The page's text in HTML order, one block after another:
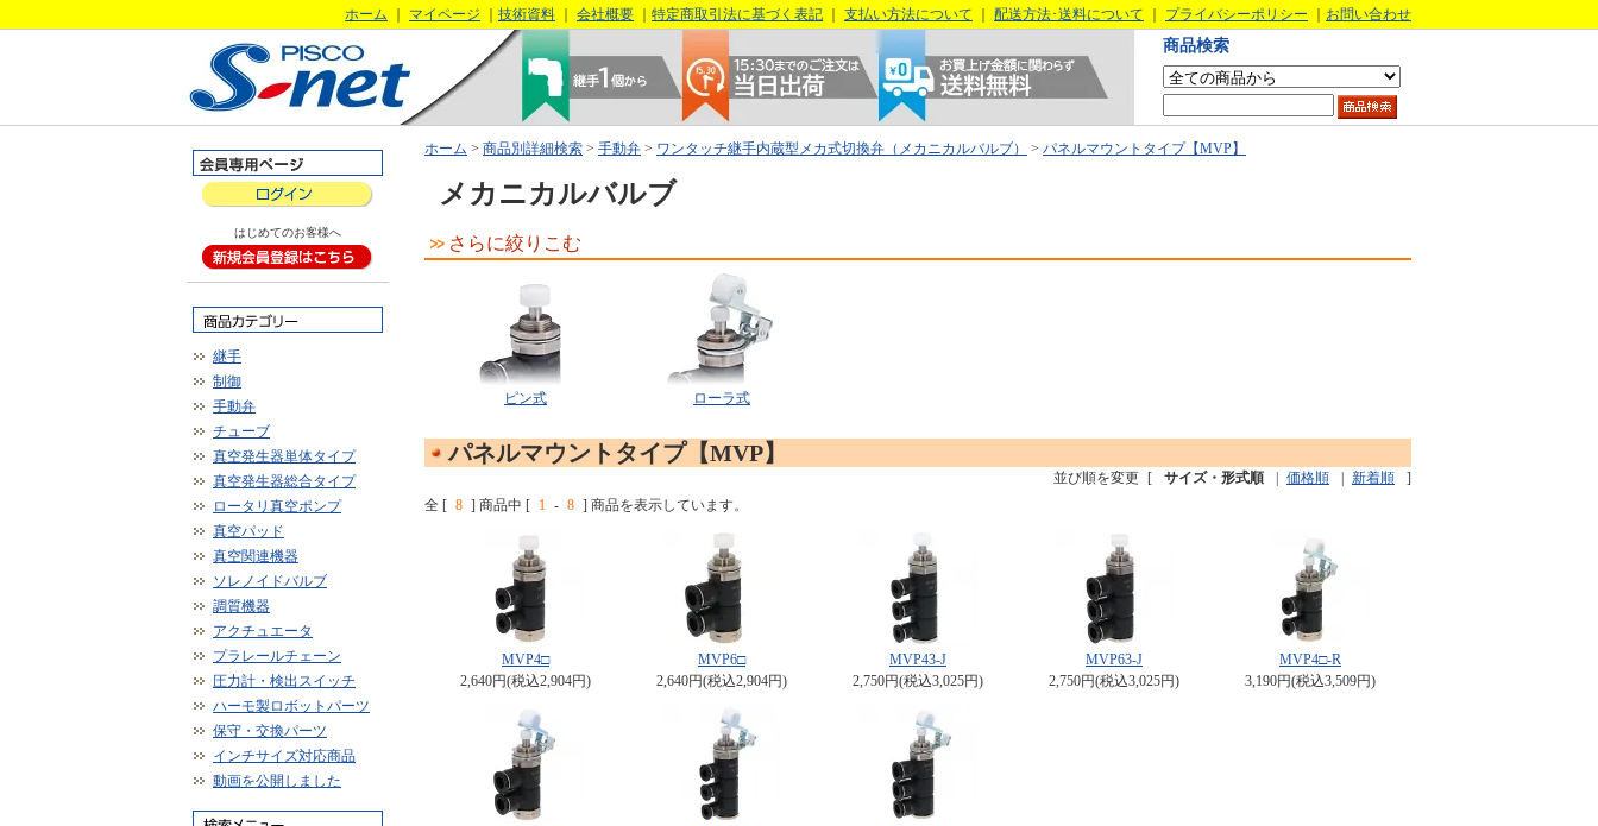
ホーム マイページ 技術資料 会社概要 特定商取引法に基づく表記 支払い方法について 配送方法･送料について プライバシーポリシー お問い合わせ
商品検索
はじめてのお客様へ
継手
制御
手動弁
チューブ
真空発生器単体タイプ
真空発生器総合タイプ
ロータリ真空ポンプ
真空パッド
真空関連機器
ソレノイドバルブ
調質機器
アクチュエータ
プラレールチェーン
圧力計・検出スイッチ
ハーモ製ロボットパーツ
保守・交換パーツ
インチサイズ対応商品
動画を公開しました
ホーム > 商品別詳細検索 > 手動弁 > ワンタッチ継手内蔵型メカ式切換弁（メカニカルバルブ） > パネルマウントタイプ【MVP】
メカニカルバルブ
さらに絞りこむ
ピン式 ローラ式
パネルマウントタイプ【MVP】
並び順を変更 [ サイズ・形式順 価格順 新着順
]
全 [ 8 ] 商品中 [ 1 - 8 ] 商品を表示しています。
MVP4□
2,640円(税込2,904円)
MVP6□
2,640円(税込2,904円)
MVP43-J
2,750円(税込3,025円)
MVP63-J
2,750円(税込3,025円)
MVP4□-R
3,190円(税込3,509円)